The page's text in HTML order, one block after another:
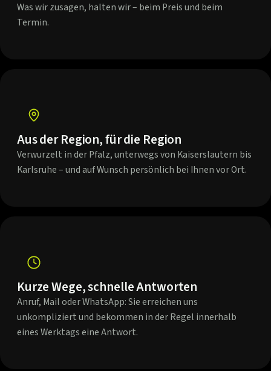
Was wir zusagen, halten wir – beim Preis und beim
Termin.
Aus der Region, für die Region
Verwurzelt in der Pfalz, unterwegs von Kaiserslautern bis
Karlsruhe – und auf Wunsch persönlich bei Ihnen vor Ort.
Kurze Wege, schnelle Antworten
Anruf, Mail oder WhatsApp: Sie erreichen uns
unkompliziert und bekommen in der Regel innerhalb
eines Werktags eine Antwort.